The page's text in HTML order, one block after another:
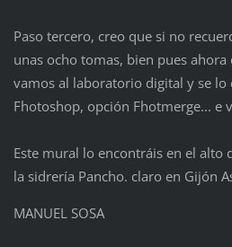
Paso tercero, creo que si no
unas ocho tomas, bien pues
vamos al laboratorio digital y se lo
Fhotoshop, opción Fhotmerge... e
Este mural lo encontráis en el alto
la sidrería Pancho. claro en Gijón
MANUEL SOSA